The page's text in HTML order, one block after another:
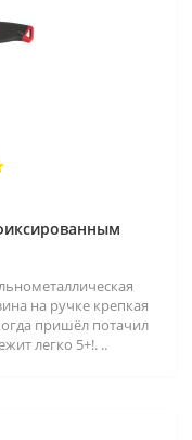
на ручке крепкая
пришёл потачил
легко 5+!. ..